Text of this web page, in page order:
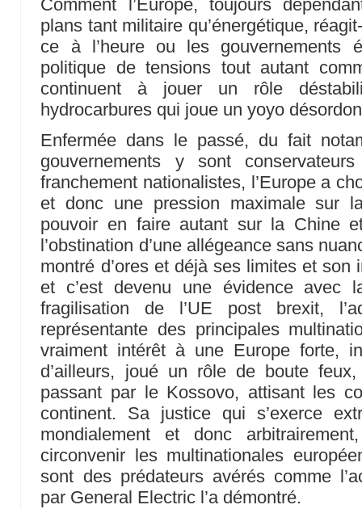
Comment l’Europe, toujours
plans tant militaire qu’énergétique,
ce à l’heure ou les gouvernements
politique de tensions tout autant
continuent à jouer un rôle
hydrocarbures qui joue un yoyo
Enfermée dans le passé, du fait
gouvernements y sont
franchement nationalistes, l’Europe a
et donc une pression maximale sur
pouvoir en faire autant sur la Chine
l’obstination d’une allégeance sans
montré d’ores et déjà ses limites et son
et c’est devenu une évidence avec
fragilisation de l’UE post brexit,
représentante des principales
vraiment intérêt à une Europe forte,
d’ailleurs, joué un rôle de boute
passant par le Kossovo, attisant les
continent. Sa justice qui s’exerce
mondialement et donc
circonvenir les multinationales
sont des prédateurs avérés comme
par General Electric l’a démontré.